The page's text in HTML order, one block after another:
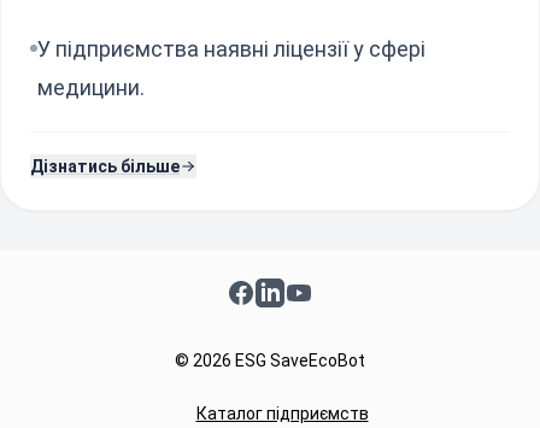
У підприємства наявні ліцензії у сфері
медицини.
Дізнатись більше
Facebook
LinkedInYouTube
© 2026 ESG SaveEcoBot
Каталог підприємств